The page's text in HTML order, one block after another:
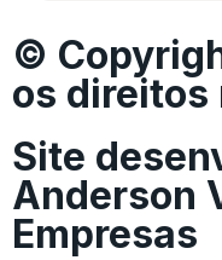
©
os direitos
Site
Anderson
Empresas